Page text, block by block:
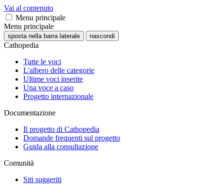
Vai al contenuto
Menu principale
Menu principale
sposta nella barra laterale nascondi
Cathopedia
Tutte le voci
L'albero delle categorie
Ultime voci inserite
Una voce a caso
Progetto internazionale
Documentazione
Il progetto di Cathopedia
Domande frequenti sul progetto
Guida alla consultazione
Comunità
Siti suggeriti